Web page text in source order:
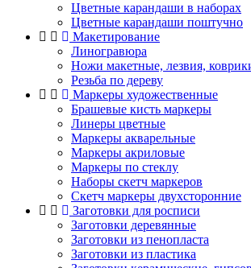
Цветные карандаши в наборах
Цветные карандаши поштучно
Макетирование
Линогравюра
Ножи макетные, лезвия,
Резьба по дереву
Маркеры художественные
Брашевые кисть маркеры
Линеры цветные
Маркеры акварельные
Маркеры акриловые
Маркеры по стеклу
Наборы скетч маркеров
Скетч маркеры двухсторонние
Заготовки для росписи
Заготовки деревянные
Заготовки из пенопласта
Заготовки из пластика